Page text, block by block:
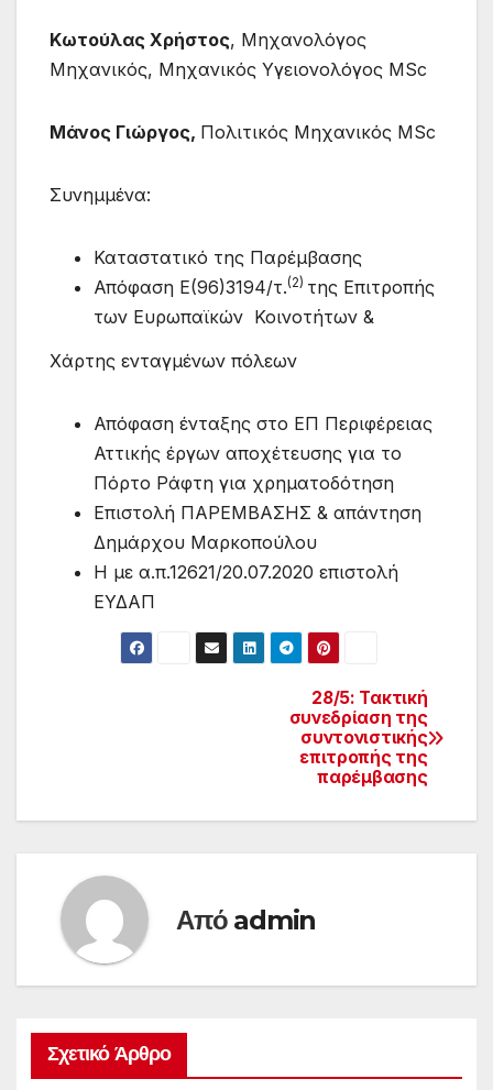
Κωτούλας Χρήστος, Μηχανολόγος
Μηχανικός, Μηχανικός Υγειονολόγος MSc
Μάνος Γιώργος, Πολιτικός Μηχανικός MSc
Συνημμένα:
Καταστατικό της Παρέμβασης
Απόφαση Ε(96)3194/τ.(2) της Επιτροπής
των Ευρωπαϊκών Κοινοτήτων &
Χάρτης ενταγμένων πόλεων
Απόφαση ένταξης στο ΕΠ Περιφέρειας
Αττικής έργων αποχέτευσης για το
Πόρτο Ράφτη για χρηματοδότηση
Επιστολή ΠΑΡΕΜΒΑΣΗΣ & απάντηση
Δημάρχου Μαρκοπούλου
Η με α.π.12621/20.07.2020 επιστολή
ΕΥΔΑΠ
28/5: Τακτική
συνεδρίαση της
συντονιστικής
επιτροπής της
παρέμβασης
Από admin
Σχετικό Άρθρο